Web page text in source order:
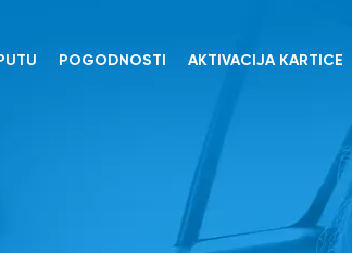
POGODNOSTI AKTIVACIJA KARTICE